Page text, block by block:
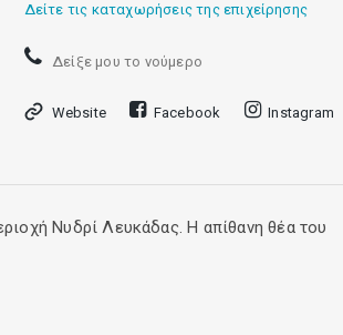
Δείτε τις καταχωρήσεις της επιχείρησης
Δείξε μου το νούμερο
Website Facebook Instagram
Νυδρί Λευκάδας. Η απίθανη θέα του